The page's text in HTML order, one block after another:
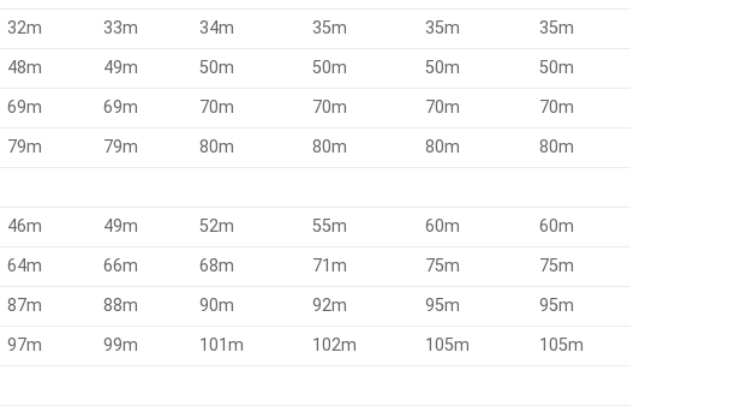
32m 33m 34m 35m 35m
35m
48m 49m 50m 50m 50m
50m
69m 69m 70m 70m 70m
70m
79m 79m 80m 80m 80m
80m
46m 49m 52m 55m 60m
60m
64m 66m 68m 71m 75m
75m
87m 88m 90m 92m 95m
95m
97m 99m 101m 102m 105m
105m